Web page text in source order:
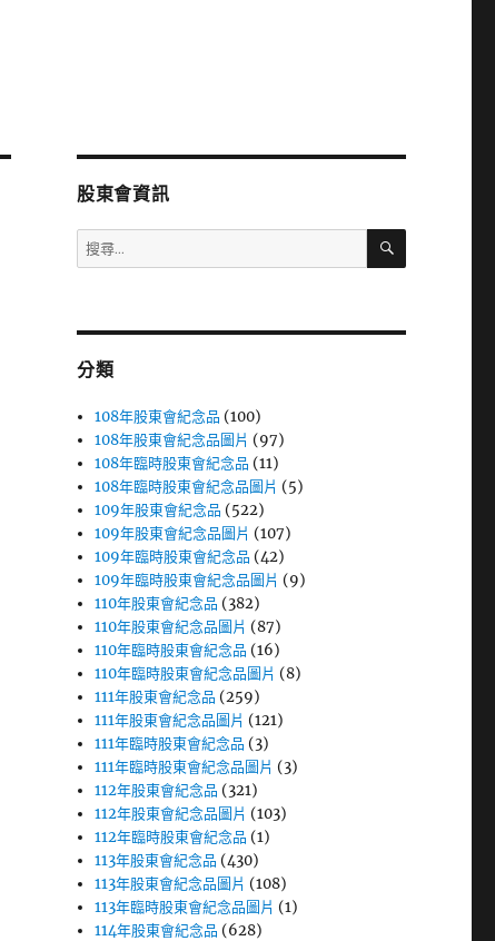
股東會資訊
搜
尋
字:
搜
分類
108年股東會紀念品 (100)
108年股東會紀念品圖片 (97)
108年臨時股東會紀念品 (11)
108年臨時股東會紀念品圖片 (5)
109年股東會紀念品 (522)
109年股東會紀念品圖片 (107)
109年臨時股東會紀念品 (42)
109年臨時股東會紀念品圖片 (9)
110年股東會紀念品 (382)
110年股東會紀念品圖片 (87)
110年臨時股東會紀念品 (16)
110年臨時股東會紀念品圖片 (8)
111年股東會紀念品 (259)
111年股東會紀念品圖片 (121)
111年臨時股東會紀念品 (3)
111年臨時股東會紀念品圖片 (3)
112年股東會紀念品 (321)
112年股東會紀念品圖片 (103)
112年臨時股東會紀念品 (1)
113年股東會紀念品 (430)
113年股東會紀念品圖片 (108)
113年臨時股東會紀念品圖片 (1)
114年股東會紀念品 (628)